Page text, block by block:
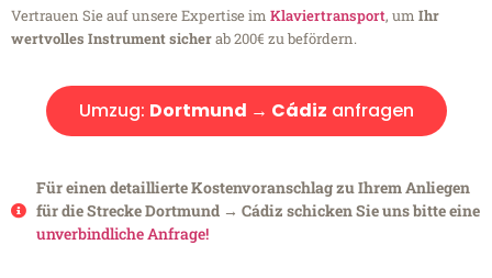
Vertrauen Sie auf unsere Expertise im Klaviertransport, um Ihr
wertvolles Instrument sicherab 200€ zu befördern.
Umzug: Dortmund → Cádiz anfragen
Für einen detaillierte Kostenvoranschlag zu Ihrem Anliegen
für die Strecke Dortmund → Cádiz schicken Sie uns bitte eine
unverbindliche Anfrage!